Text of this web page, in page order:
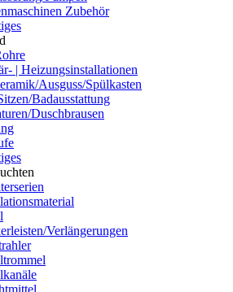
Zubehör
| Heizungsinstallationen
Ausguss/Spülkasten
Badausstattung
Duschbrausen
Verlängerungen